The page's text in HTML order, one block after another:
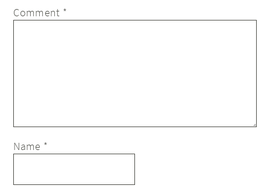
Comment *
Name *